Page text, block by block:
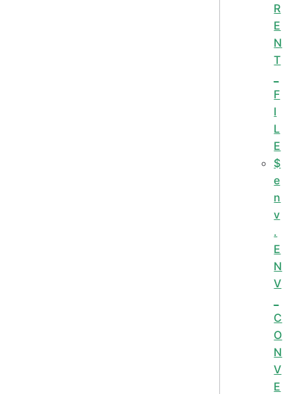
R
E
N
T
F
I
L
E
$
e
n
v
.
E
N
V
C
O
N
V
E